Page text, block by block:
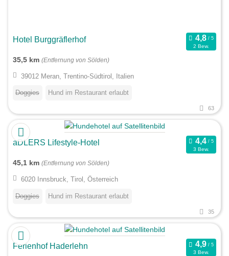
Hotel Burggräflerhof
2 Bew.
35,5 km (Entfernung von Sölden)
39012 Meran, Trentino-Südtirol, Italien
Doggies Hund im Restaurant erlaubt
63
aDLERS Lifestyle-Hotel
3 Bew.
45,1 km (Entfernung von Sölden)
6020 Innsbruck, Tirol, Österreich
Doggies Hund im Restaurant erlaubt
35
Ferienhof Haderlehn
3 Bew.